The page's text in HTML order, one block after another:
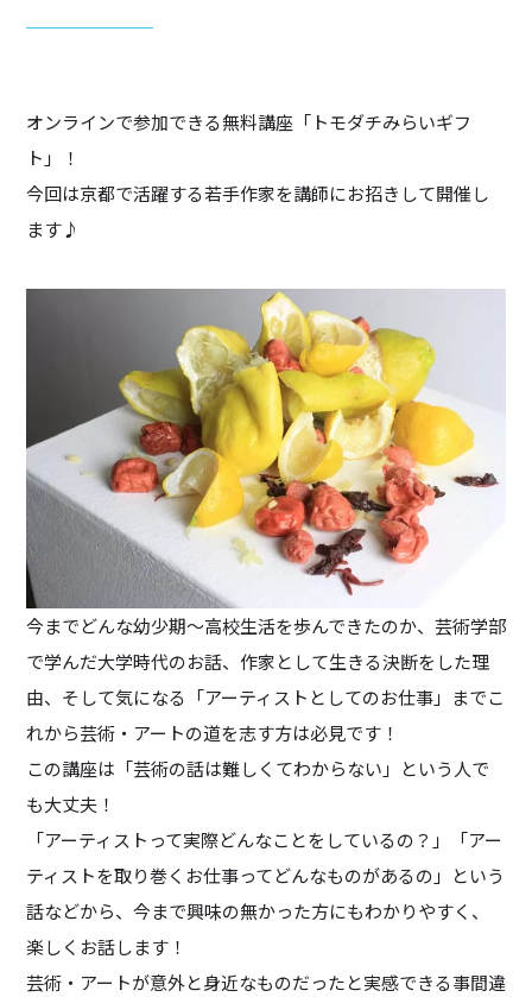
オンラインで参加できる無料講座「トモダチみらいギフ
ト」！
今回は京都で活躍する若手作家を講師にお招きして開催し
ます♪
今までどんな幼少期～高校生活を歩んできたのか、芸術学部
で学んだ大学時代のお話、作家として生きる決断をした理
由、そして気になる「アーティストとしてのお仕事」までこ
れから芸術・アートの道を志す方は必見です！
この講座は「芸術の話は難しくてわからない」という人で
も大丈夫！
「アーティストって実際どんなことをしているの？」「アー
ティストを取り巻くお仕事ってどんなものがあるの」という
話などから、今まで興味の無かった方にもわかりやすく、
楽しくお話します！
芸術・アートが意外と身近なものだったと実感できる事間違